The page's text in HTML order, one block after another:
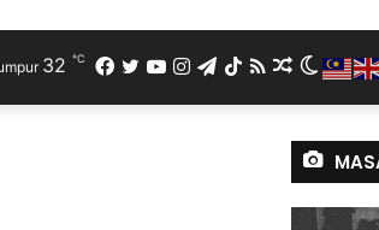
Switch
skin
Random
Article
RSS
TikTok
Telegram
Instagram
YouTube
Twitter
Facebook
32 ℃